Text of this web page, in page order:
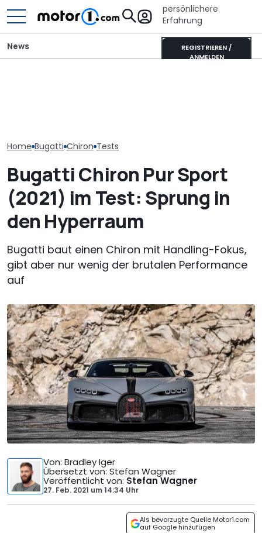
persönlichere
Erfahrung
REGISTRIEREN /
ANMELDEN
News
Home Bugatti Chiron Tests
Bugatti Chiron Pur Sport
(2021) im Test: Sprung in
den Hyperraum
Bugatti baut einen Chiron mit Handling-Fokus,
gibt aber nur wenig der brutalen Performance
auf
Von: Bradley Iger
Übersetzt von: Stefan Wagner
Veröffentlicht von: Stefan Wagner
27. Feb. 2021 um14:34 Uhr
Als bevorzugte Quelle Motor1.com
auf Google hinzufügen